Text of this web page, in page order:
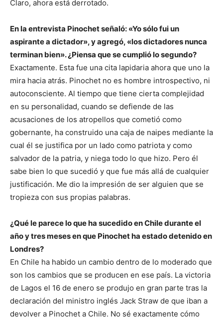
Claro, ahora está derrotado.
En la entrevista Pinochet señaló: «Yo sólo fui un
aspirante a dictador», y agregó, «los dictadores nunca
terminan bien». ¿Piensa que se cumplió lo segundo?
Exactamente. Esta fue una cita lapidaria ahora que uno la
mira hacia atrás. Pinochet no es hombre introspectivo, ni
autoconsciente. Al tiempo que tiene cierta complejidad
en su personalidad, cuando se defiende de las
acusaciones de los atropellos que cometió como
gobernante, ha construido una caja de naipes mediante la
cual él se justifica por un lado como patriota y como
salvador de la patria, y niega todo lo que hizo. Pero él
sabe bien lo que sucedió y que fue más allá de cualquier
justificación. Me dio la impresión de ser alguien que se
tropieza con sus propias palabras.
¿Qué le parece lo que ha sucedido en Chile durante el
año y tres meses en que Pinochet ha estado detenido en
Londres?
En Chile ha habido un cambio dentro de lo moderado que
son los cambios que se producen en ese país. La victoria
de Lagos el 16 de enero se produjo en gran parte tras la
declaración del ministro inglés Jack Straw de que iban a
devolver a Pinochet a Chile. No sé exactamente cómo